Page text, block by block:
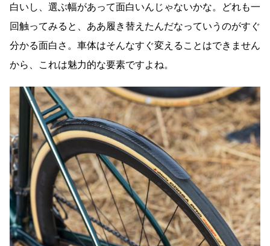
白いし、選ぶ幅があって面白いんじゃないかな。どれも一
回触ってみると、ああ履き替えたんだなっていうのがすぐ
分かる面白さ。車体はそんなすぐ変えることはできません
から、これは魅力的な要素ですよね。